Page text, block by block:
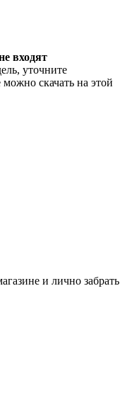
входят
уточните
скачать на этой
и лично забрать